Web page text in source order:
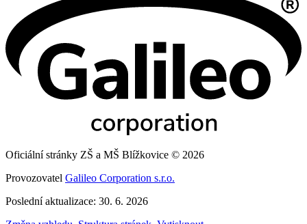
Oficiální stránky ZŠ a MŠ Blížkovice © 2026
Provozovatel Galileo Corporation s.r.o.
Poslední aktualizace: 30. 6. 2026